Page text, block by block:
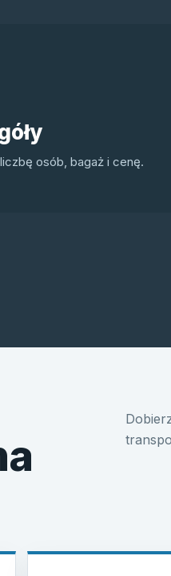
osób, bagaż i cenę.